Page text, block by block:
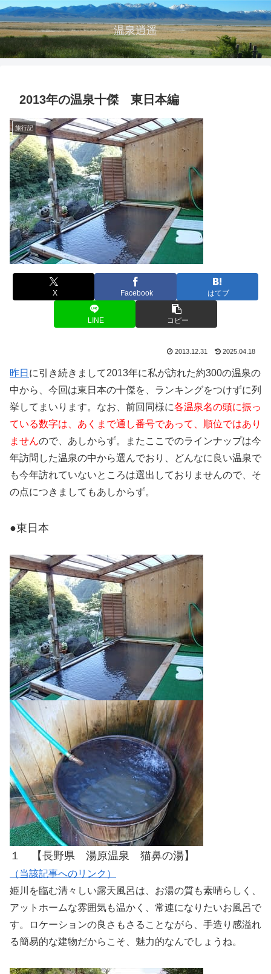
温泉逍遥
2013年の温泉十傑 東日本編
旅行記
X Facebook はてブ
LINE コピー
2013.12.31 2025.04.18
昨日 に引き続きまして2013年に私が訪れた約300の温泉の
中から、今回は東日本の十傑を、ランキングをつけずに列
挙してまいります。なお、前回同様に各温泉名の頭に振っ
ている数字は、あくまで通し番号であって、順位ではあり
ませんので、あしからず。またここでのラインナップは今
年訪問した温泉の中から選んでおり、どんなに良い温泉で
も今年訪れていないところは選出しておりませんので、そ
の点につきましてもあしからず。
●東日本
１ 【長野県 湯原温泉 猫鼻の湯】
（当該記事へのリンク）
姫川を臨む清々しい露天風呂は、お湯の質も素晴らしく、
アットホームな雰囲気も温かく、常連になりたいお風呂で
す。ロケーションの良さもさることながら、手造り感溢れ
る簡易的な建物だからこそ、魅力的なんでしょうね。